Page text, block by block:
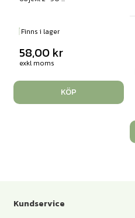
Finns i lager
58,00 kr
exkl moms
KÖP
Kundservice